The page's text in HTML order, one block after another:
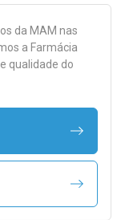
da MAM nas
a Farmácia
qualidade do